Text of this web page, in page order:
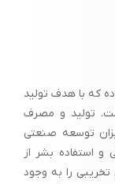
که با هدف تولید
تولید و مصرف
توسعه صنعتی
استفاده بشر از
را به وجود